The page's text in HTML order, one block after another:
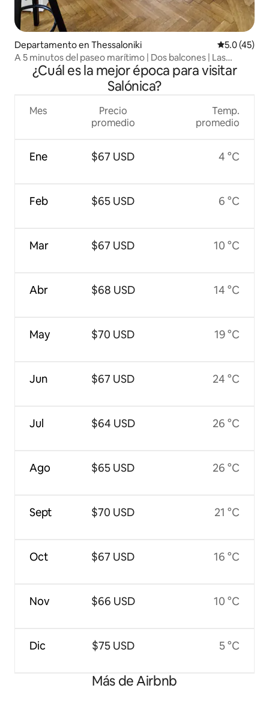
Departamento en Thessaloniki Calificación
5.0 (45)
A 5 minutos del paseo marítimo | Dos balcones | Las
mejores cafeterías
¿Cuál es la mejor época para visitar
Salónica?
Mes
Ene
Feb
Mar
Abr
May
Jun
Jul
Ago
Sept
Oct
Nov
Dic
Precio
promedio
$67 USD
$65 USD
$67 USD
$68 USD
$70 USD
$67 USD
$64 USD
$65 USD
$70 USD
$67 USD
$66 USD
$75 USD
Temp.
promedio
4 °C
6 °C
10 °C
14 °C
19 °C
24 °C
26 °C
26 °C
21 °C
16 °C
10 °C
5 °C
Más de Airbnb